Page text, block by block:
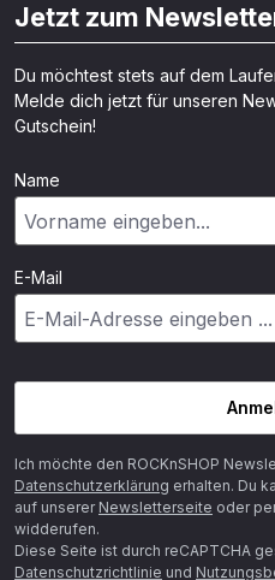
Jetzt zum
Du möchtest stets auf dem
Melde dich jetzt für unseren
Gutschein!
Name
E-Mail
Ich möchte den ROCKnSHOP
Datenschutzerklärung erhalten. Du
auf unserer Newsletterseite oder
widderufen.
Diese Seite ist durch reCAPTCHA
Datenschutzrichtlinie und